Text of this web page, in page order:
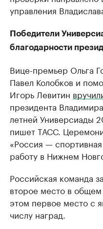
управления
Победители
благодарности
Вице-премьер Ольга
Павел Колобков и
Игорь Левитин
президента
летней Универсиады
пишет ТАСС.
«Россия —
работу в Нижнем
Российская команда
второе место в общем
этом первое место с
числу наград.